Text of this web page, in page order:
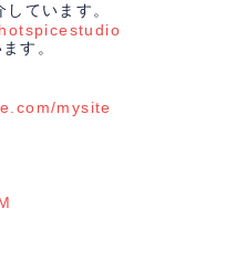
ています。
す。
mysite